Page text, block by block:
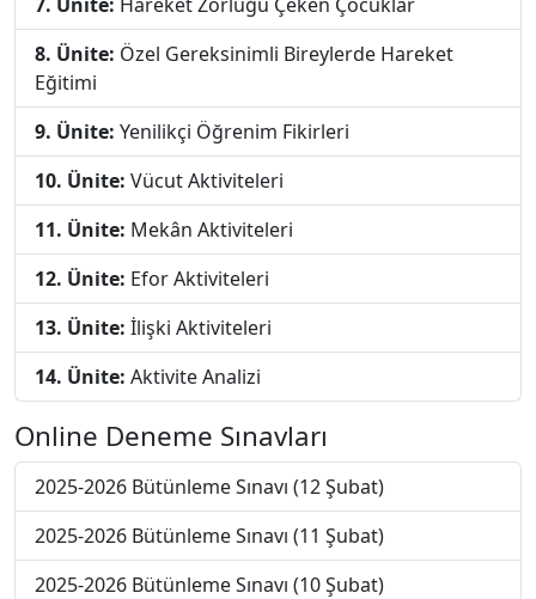
8. Ünite: Özel Gereksinimli Bireylerde Hareket
Eğitimi
9. Ünite: Yenilikçi Öğrenim Fikirleri
10. Ünite: Vücut Aktiviteleri
11. Ünite: Mekân Aktiviteleri
12. Ünite: Efor Aktiviteleri
13. Ünite: İlişki Aktiviteleri
14. Ünite: Aktivite Analizi
Online Deneme Sınavları
2025-2026 Bütünleme Sınavı (12 Şubat)
2025-2026 Bütünleme Sınavı (11 Şubat)
2025-2026 Bütünleme Sınavı (10 Şubat)